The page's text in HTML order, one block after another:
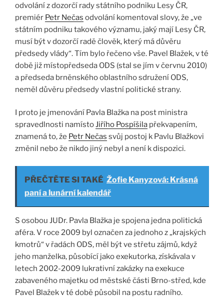
odvolání z dozorčí rady státního podniku Lesy ČR,
premiér Petr Nečas odvolání komentoval slovy, že „ve
státním podniku takového významu, jaký mají Lesy ČR,
musí být v dozorčí radě člověk, který má důvěru
předsedy vlády“. Tím bylo řečeno vše. Pavel Blažek, v té
době již místopředseda ODS (stal se jím v červnu 2010)
a předseda brněnského oblastního sdružení ODS,
neměl důvěru předsedy vlastní politické strany.
I proto je jmenování Pavla Blažka na post ministra
spravedlnosti namístoJiřího Pospíšila překvapením,
znamená to, že Petr Nečas svůj postoj k Pavlu Blažkovi
změnil nebo že nikdo jiný nebyl a není k dispozici.
PŘEČTĚTE SI TAKÉ Žofie Kanyzová: Krásná
paní a lunární kalendář
S osobou JUDr. Pavla Blažka je spojena jedna politická
aféra. V roce 2009 byl označen za jednoho z „krajských
kmotrů“ v řadách ODS, měl být ve střetu zájmů, když
jeho manželka, působící jako exekutorka, získávala v
letech 2002-2009 lukrativní zakázky na exekuce
zabaveného majetku od městské části Brno-střed, kde
Pavel Blažek v té době působil na postu radního.